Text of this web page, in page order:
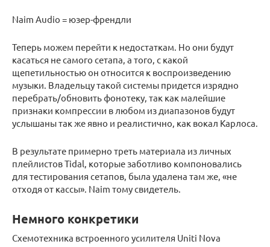
Naim Audio = юзер-френдли
Теперь можем перейти к недостаткам. Но они будут
касаться не самого сетапа, а того, с какой
щепетильностью он относится к воспроизведению
музыки. Владельцу такой системы придется изрядно
перебрать/обновить фонотеку, так как малейшие
признаки компрессии в любом из диапазонов будут
услышаны так же явно и реалистично, как вокал Карлоса.
В результате примерно треть материала из личных
плейлистов Tidal, которые заботливо компоновались
для тестирования сетапов, была удалена там же, «не
отходя от кассы». Naim тому свидетель.
Немного конкретики
Схемотехника встроенного усилителя Uniti Nova